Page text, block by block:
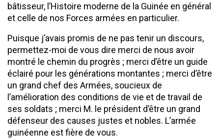
bâtisseur, l’Histoire moderne de la Guinée en général
et celle de nos Forces armées en particulier.
Puisque j’avais promis de ne pas tenir un discours,
permettez-moi de vous dire merci de nous avoir
montré le chemin du progrès ; merci d’être un guide
éclairé pour les générations montantes ; merci d’être
un grand chef des Armées, soucieux de
l’amélioration des conditions de vie et de travail de
ses soldats ; merci M. le président d’être un grand
défenseur des causes justes et nobles. L’armée
guinéenne est fière de vous.